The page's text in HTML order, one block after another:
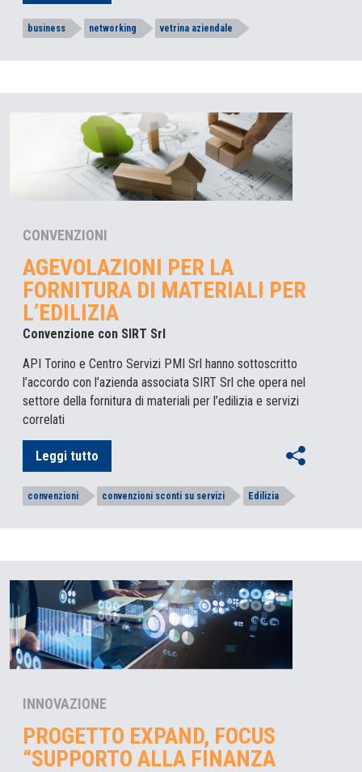
business networking vetrina aziendale
CONVENZIONI
AGEVOLAZIONI PER LA
FORNITURA DI MATERIALI PER
L’EDILIZIA
Convenzione con SIRT Srl
API Torino e Centro Servizi PMI Srl hanno sottoscritto
l’accordo con l’azienda associata SIRT Srl che opera nel
settore della fornitura di materiali per l’edilizia e servizi
correlati
Leggi tutto
convenzioni convenzioni sconti su servizi Edilizia
INNOVAZIONE
PROGETTO EXPAND, FOCUS
“SUPPORTO ALLA FINANZA